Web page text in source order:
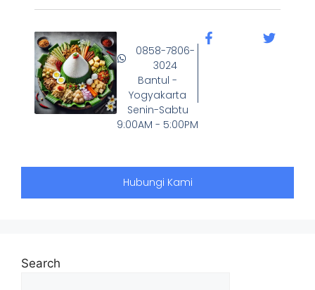
0858-7806-
3024
Bantul -
Yogyakarta
Senin-Sabtu
9:00AM - 5:00PM
Hubungi Kami
Search